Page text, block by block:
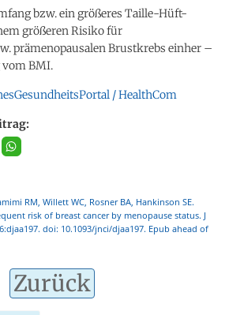
bzw. ein größeres Taille-Hüft-
größeren Risiko für
prämenopausalen Brustkrebs einher –
BMI.
/ HealthCom
RM, Willett WC, Rosner BA, Hankinson SE.
risk of breast cancer by menopause status. J
doi: 10.1093/jnci/djaa197. Epub ahead of
Zurück